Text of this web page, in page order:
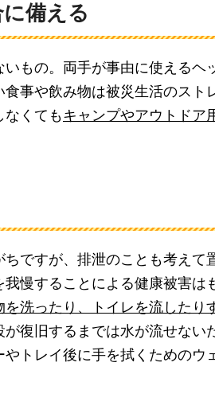
備える
もの。両手が事由に使えるヘ
事や飲み物は被災生活のス
なくてもキャンプやアウトドア
ちですが、排泄のことも考え
慢することによる健康被害
洗ったり、トイレを流したり
が復旧するまでは水が流せな
トレイ後に手を拭くためのウ